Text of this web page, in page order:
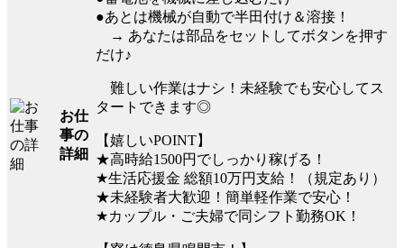
お仕
事の
詳細
●あとは機械が自動で半田付け＆溶接！
→ あなたは部品をセットしてボタンを押す
だけ♪
難しい作業はナシ！未経験でも安心してス
タートできます◎
【嬉しいPOINT】
★高時給1500円でしっかり稼げる！
★生活応援金 総額10万円支給！（規定あり）
★未経験者大歓迎！簡単軽作業で安心！
★カップル・ご夫婦で同シフト勤務OK！